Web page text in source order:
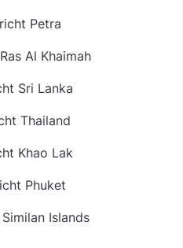
Petra
Al Khaimah
Sri Lanka
Thailand
Khao Lak
Phuket
Islands